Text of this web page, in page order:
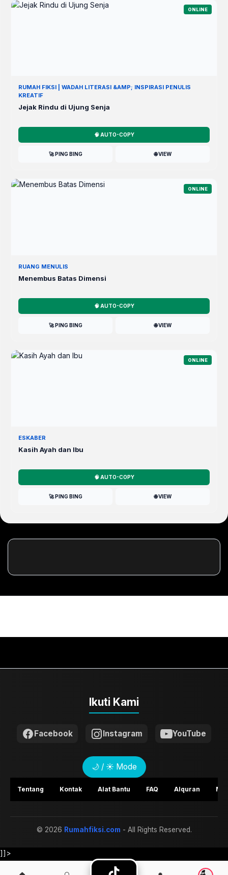
ONLINE
RUMAH FIKSI | WADAH LITERASI &AMP; INSPIRASI PENULIS
KREATIF
Jejak Rindu di Ujung Senja
🧠 AUTO-COPY
🚀 PING BING 🌐 VIEW
ONLINE
RUANG MENULIS
Menembus Batas Dimensi
🧠 AUTO-COPY
🚀 PING BING 🌐 VIEW
ONLINE
ESKABER
Kasih Ayah dan Ibu
🧠 AUTO-COPY
🚀 PING BING 🌐 VIEW
Ikuti Kami
Facebook Instagram YouTube
🌙 / ☀️ Mode
Tentang Kontak Alat Bantu FAQ Alquran
© 2026 Rumahfiksi.com - All Rights Reserved.
]]>